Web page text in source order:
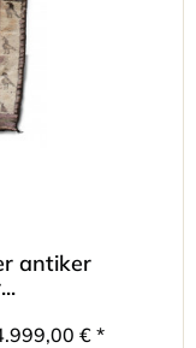
antiker
€ *